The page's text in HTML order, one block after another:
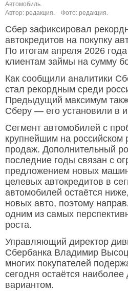
Автомобиль.
Автор: редакция.
Фото: редакция.
Сбер зафиксировал
автокредитов на покупку
По итогам апреля 2026
клиентам займы на сумму
Как сообщили аналитики
стал рекордным среди
Предыдущий максимум
Сберу — его установили в
Сегмент автомобилей с
крупнейшим на российском
продаж. Дополнительный
последние годы связан с
предложением новых
целевых автокредитов в
автомобилей остаётся
новых авто, поэтому
одним из самых
роста.
Управляющий директор
Сбербанка Владимир
многих покупателей
сегодня остаётся
вариантом.